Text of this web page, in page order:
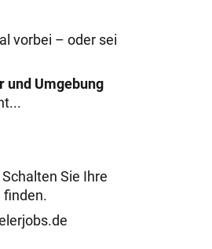
vorbei – oder sei
und Umgebung
Schalten Sie Ihre
finden.